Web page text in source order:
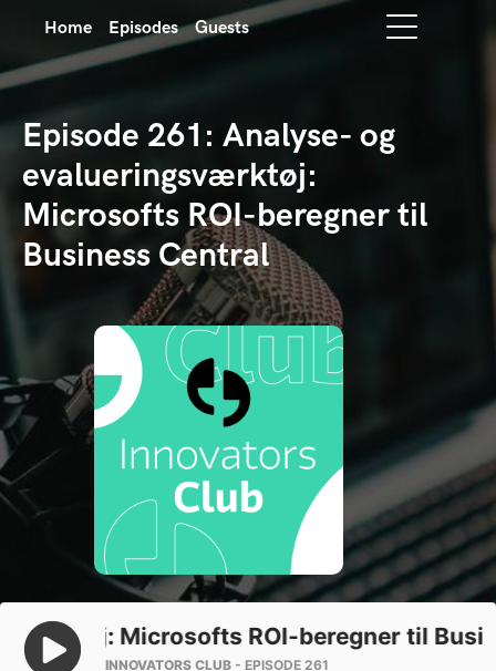
Home Episodes Guests
Episode 261: Analyse- og
evalueringsværktøj:
Microsofts ROI-beregner til
Business Central